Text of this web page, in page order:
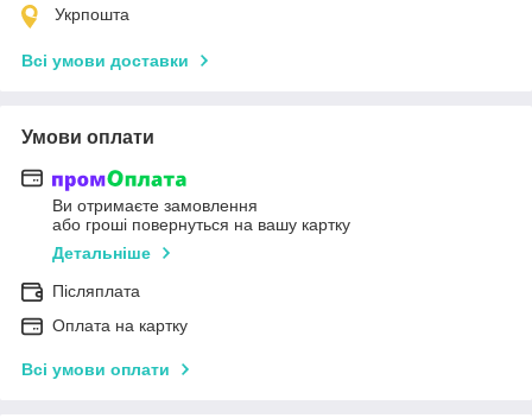
Укрпошта
Всі умови доставки
Умови оплати
Ви отримаєте замовлення
або гроші повернуться на вашу картку
Детальніше
Післяплата
Оплата на картку
Всі умови оплати